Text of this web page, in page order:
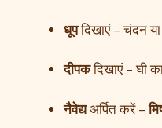
धूपदिखाएं – चंदन
दीपकदिखाएं – घी
नैवेद्यअर्पित करें –